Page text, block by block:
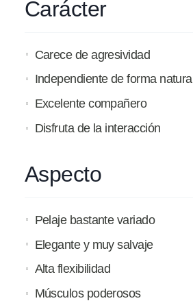
Carácter
Carece de agresividad
Independiente de forma natural
Excelente compañero
Disfruta de la interacción
Aspecto
Pelaje bastante variado
Elegante y muy salvaje
Alta flexibilidad
Músculos poderosos